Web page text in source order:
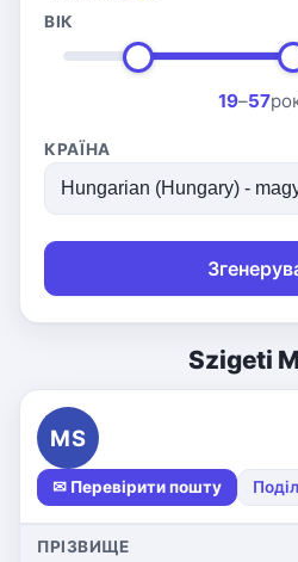
ВІК
19–57
КРАЇНА
Szigeti
MS
✉ Перевірити пошту
ПРІЗВИЩЕ